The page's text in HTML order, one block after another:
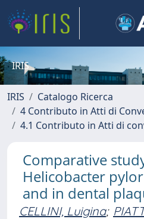
IRIS
IRIS
Catalogo Ricerca
4 Contributo in Atti di
4.1 Contributo in Atti di
Comparative
Helicobacter
and in dental
CELLINI, Luigina;